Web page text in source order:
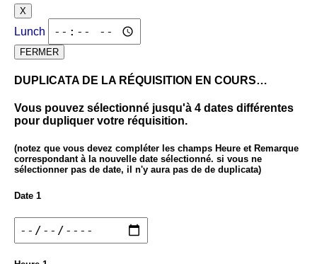
X
Lunch
FERMER
DUPLICATA DE LA RÉQUISITION EN COURS…
Vous pouvez sélectionné jusqu'à 4 dates différentes
pour dupliquer votre réquisition.
(notez que vous devez compléter les champs Heure et Remarque
correspondant à la nouvelle date sélectionné. si vous ne
sélectionner pas de date, il n'y aura pas de de duplicata)
Date 1